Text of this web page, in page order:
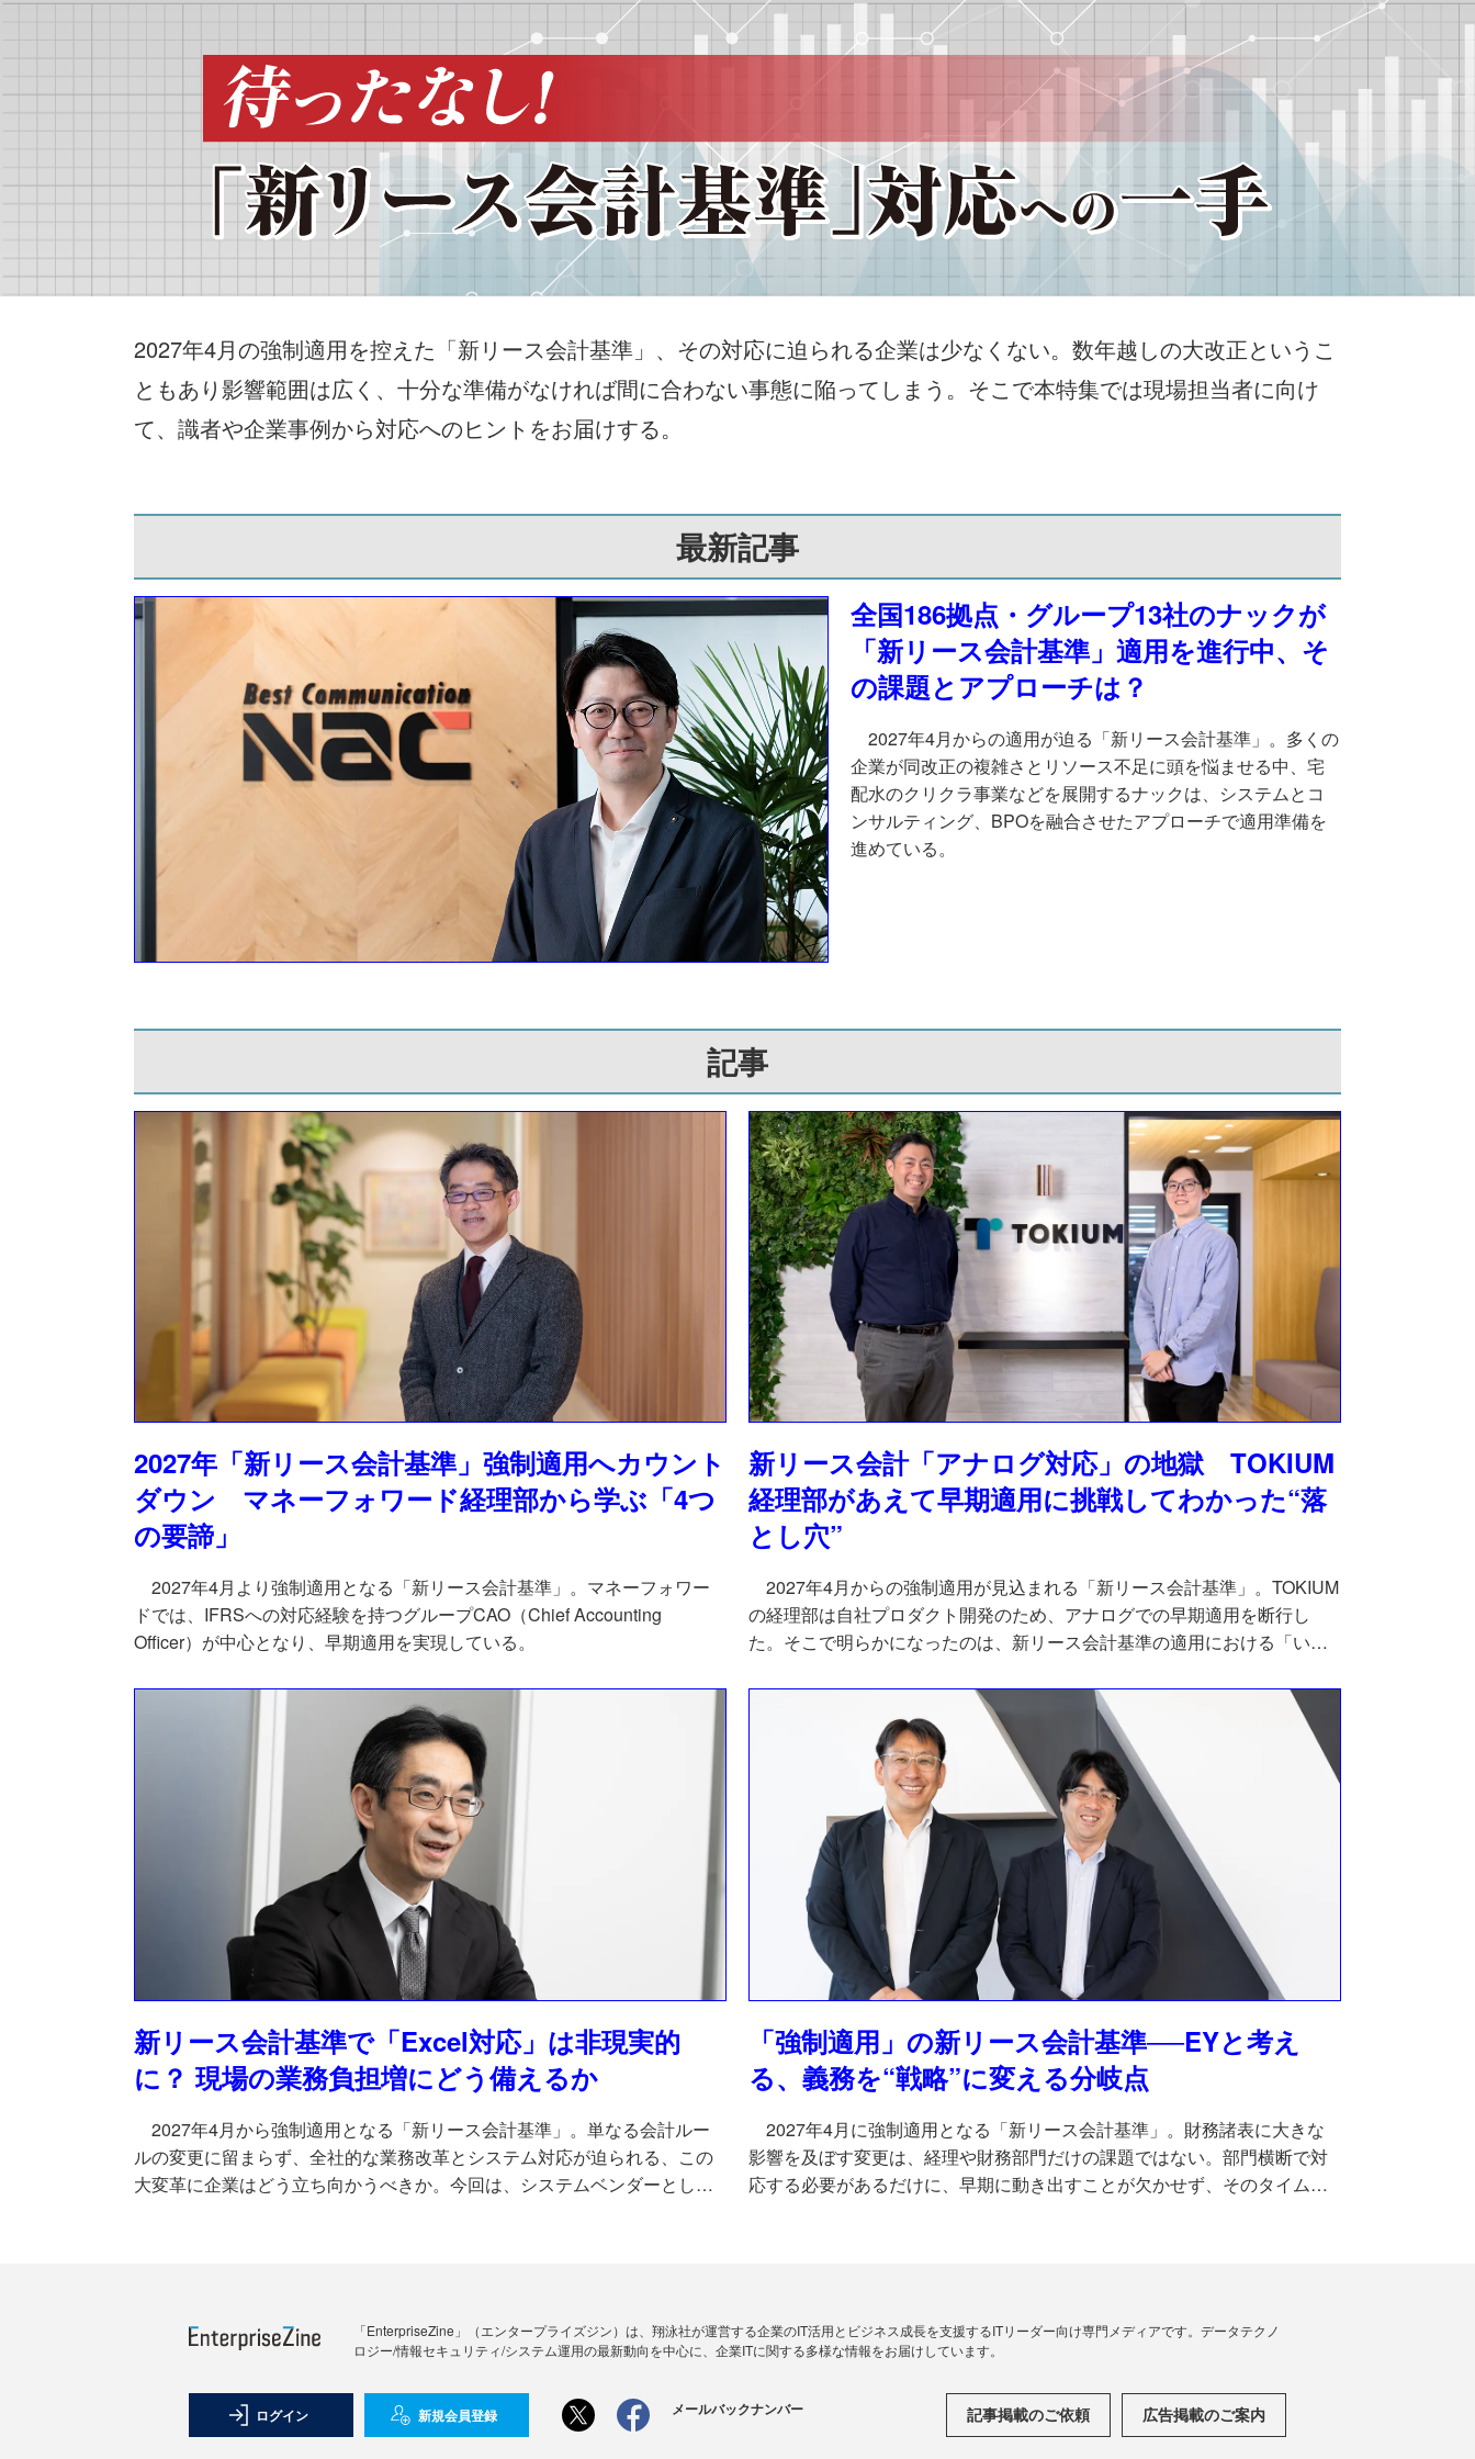
2027年4月の強制適用を控えた「新リース会計基準」、その対応に迫られる企業は少なくない。数年越しの大改正というこ
ともあり影響範囲は広く、十分な準備がなければ間に合わない事態に陥ってしまう。そこで本特集では現場担当者に向け
て、識者や企業事例から対応へのヒントをお届けする。
最新記事
全国186拠点・グループ13社のナックが
「新リース会計基準」適用を進行中、そ
の課題とアプローチは？
2027年4月からの適用が迫る「新リース会計基準」。多くの
企業が同改正の複雑さとリソース不足に頭を悩ませる中、宅
配水のクリクラ事業などを展開するナックは、システムとコ
ンサルティング、BPOを融合させたアプローチで適用準備を
進めている。
記事
2027年「新リース会計基準」強制適用へカウント
ダウン マネーフォワード経理部から学ぶ「4つ
の要諦」
2027年4月より強制適用となる「新リース会計基準」。マネーフォワー
ドでは、IFRSへの対応経験を持つグループCAO（Chief Accounting
Officer）が中心となり、早期適用を実現している。
新リース会計「アナログ対応」の地獄 TOKIUM
経理部があえて早期適用に挑戦してわかった“落
とし穴”
2027年4月からの強制適用が見込まれる「新リース会計基準」。TOKIUM
の経理部は自社プロダクト開発のため、アナログでの早期適用を断行し
た。そこで明らかになったのは、新リース会計基準の適用における「いく
新リース会計基準で「Excel対応」は非現実的
に？ 現場の業務負担増にどう備えるか
2027年4月から強制適用となる「新リース会計基準」。単なる会計ルー
ルの変更に留まらず、全社的な業務改革とシステム対応が迫られる、この
大変革に企業はどう立ち向かうべきか。今回は、システムベンダーとして
「強制適用」の新リース会計基準──EYと考え
る、義務を“戦略”に変える分岐点
2027年4月に強制適用となる「新リース会計基準」。財務諸表に大きな
影響を及ぼす変更は、経理や財務部門だけの課題ではない。部門横断で対
応する必要があるだけに、早期に動き出すことが欠かせず、そのタイムリ
「EnterpriseZine」（エンタープライズジン）は、翔泳社が運営する企業のIT活用とビジネス成長を支援するITリーダー向け専門メディアです。データテクノ
ロジー/情報セキュリティ/システム運用の最新動向を中心に、企業ITに関する多様な情報をお届けしています。
ログイン 新規会員登録 メールバックナンバー 記事掲載のご依頼 広告掲載のご案内